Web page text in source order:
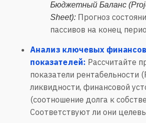
Бюджетный Баланс
Sheet): Прогноз
пассивов на конец
Анализ ключевых
показателей: Рассчитайте
показатели рентабельности
ликвидности, финансовой
(соотношение долга к
Соответствуют ли они